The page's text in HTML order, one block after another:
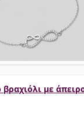
βραχιόλι με